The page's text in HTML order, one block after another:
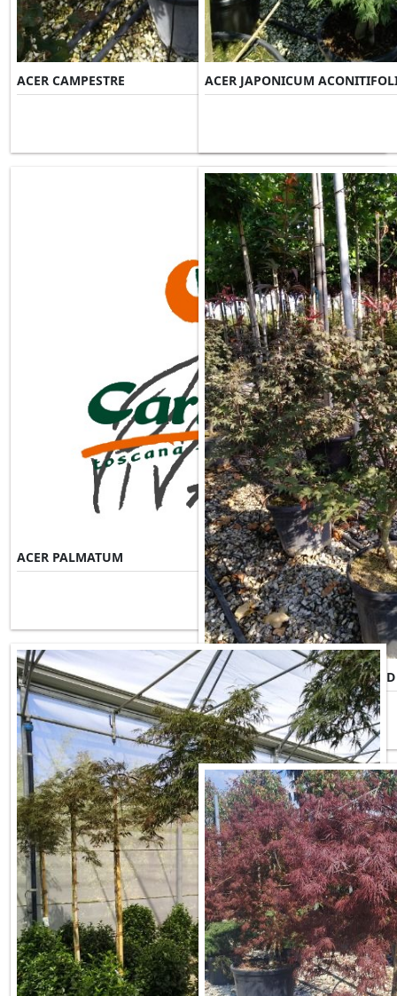
ACER CAMPESTRE ACER JAPONICUM
ACER PALMATUM
Misure Disponibili ►
ACER PALMATUM BLOODGOOD